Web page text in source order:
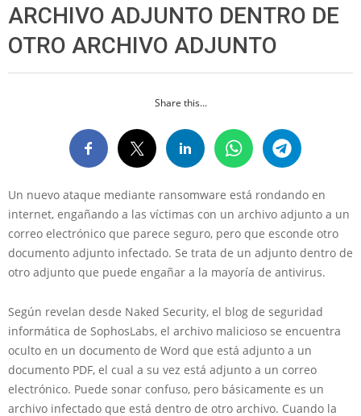
ARCHIVO ADJUNTO DENTRO DE
OTRO ARCHIVO ADJUNTO
Share this...
Un nuevo ataque mediante ransomware está rondando en
internet, engañando a las víctimas con un archivo adjunto a un
correo electrónico que parece seguro, pero que esconde otro
documento adjunto infectado. Se trata de un adjunto dentro de
otro adjunto que puede engañar a la mayoría de antivirus.
Según revelan desde Naked Security, el blog de seguridad
informática de SophosLabs, el archivo malicioso se encuentra
oculto en un documento de Word que está adjunto a un
documento PDF, el cual a su vez está adjunto a un correo
electrónico. Puede sonar confuso, pero básicamente es un
archivo infectado que está dentro de otro archivo. Cuando la